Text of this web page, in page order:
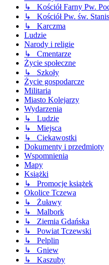
↳ Kościół Farny Pw.
↳ Kościół Pw. św.
↳ Karczma
Ludzie
Narody i religie
↳ Cmentarze
Życie społeczne
↳ Szkoły
Życie gospodarcze
Militaria
Miasto Kolejarzy
Wydarzenia
↳ Ludzie
↳ Miejsca
↳ Ciekawostki
Dokumenty i przedmioty
Wspomnienia
Mapy
Książki
↳ Promocje książek
Okolice Tczewa
↳ Żuławy
↳ Malbork
↳ Ziemia Gdańska
↳ Powiat Tczewski
↳ Pelplin
↳ Gniew
↳ Kaszuby